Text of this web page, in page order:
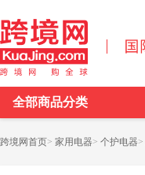
全部商品分类
跨境网首页> 家用电器> 个护电器>